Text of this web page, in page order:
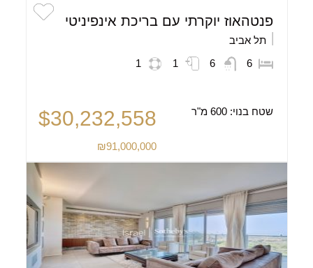
פנטהאוז יוקרתי עם בריכת אינפיניטי
תל אביב
6
6
1
1
שטח בנוי:600 מ"ר $30,232,558
₪91,000,000